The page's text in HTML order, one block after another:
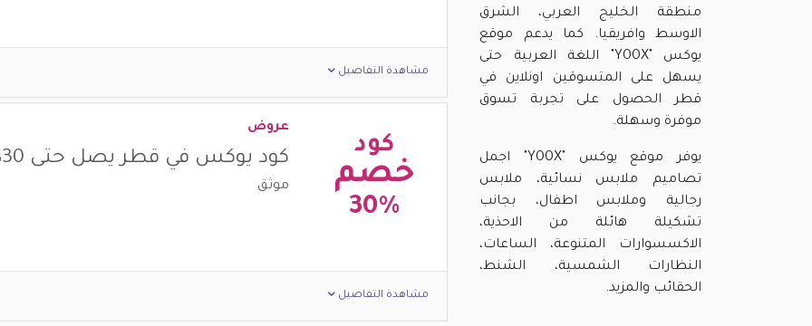
منطقة الخليج العربي، الشرق
الاوسط وافريقيا. كما يدعم موقع
يوكس "YOOX" اللغة العربية حتى
يسهل على المتسوقين اونلاين في
قطر الحصول على تجربة تسوق
موفرة وسهلة.
يوفر موقع يوكس "YOOX" اجمل
تصاميم ملابس نسائية، ملابس
رجالية وملابس اطفال، بجانب
تشكيلة هائلة من الاحذية،
الاكسسوارات المتنوعة، الساعات،
النظارات الشمسية، الشنط،
الحقائب والمزيد.
مشاهدة التفاصيل
كود
خصم
30%
عروض
كود يوكس في قطر يصل حتى 30%
موثق
مشاهدة التفاصيل